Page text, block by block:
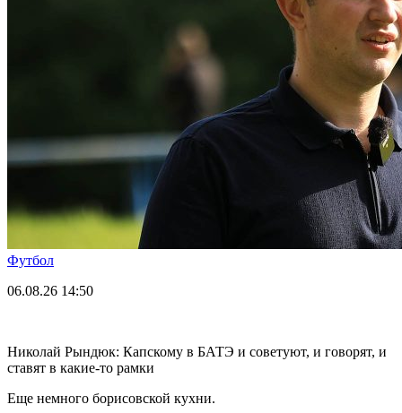
Футбол
06.08.26 14:50
Николай Рындюк: Капскому в БАТЭ и советуют, и говорят, и
ставят в какие-то рамки
Еще немного борисовской кухни.